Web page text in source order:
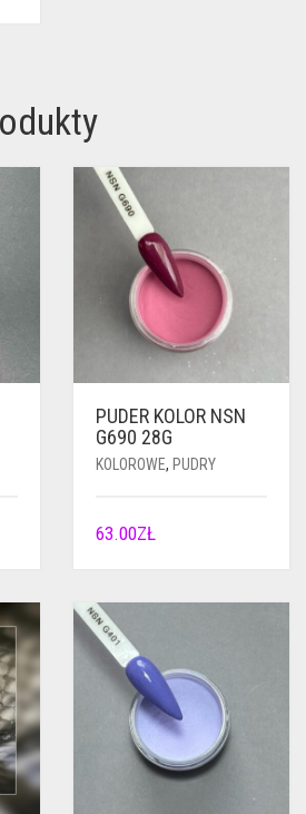
PUDER KOLOR NSN
G690 28G
KOLOROWE, PUDRY
63.00ZŁ